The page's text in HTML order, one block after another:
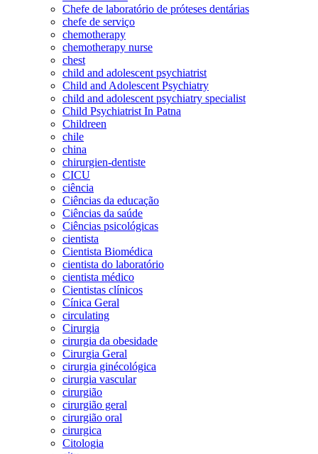
Chefe de laboratório de próteses dentárias
chefe de serviço
chemotherapy
chemotherapy nurse
chest
child and adolescent psychiatrist
Child and Adolescent Psychiatry
child and adolescent psychiatry specialist
Child Psychiatrist In Patna
Childreen
chile
china
chirurgien-dentiste
CICU
ciência
Ciências da educação
Ciências da saúde
Ciências psicológicas
cientista
Cientista Biomédica
cientista do laboratório
cientista médico
Cientistas clínicos
Cínica Geral
circulating
Cirurgia
cirurgia da obesidade
Cirurgia Geral
cirurgia ginécológica
cirurgia vascular
cirurgião
cirurgião geral
cirurgião oral
cirurgica
Citologia